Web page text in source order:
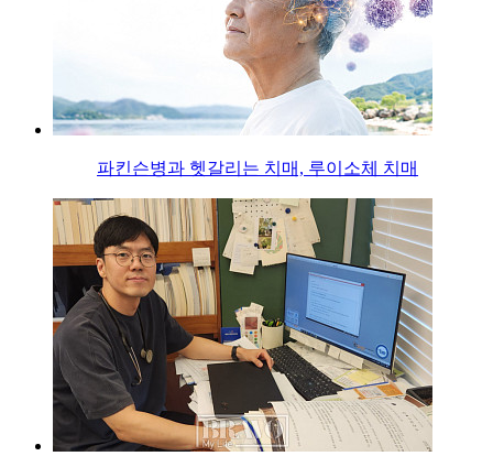
파킨슨병과 헷갈리는 치매, 루이소체 치매